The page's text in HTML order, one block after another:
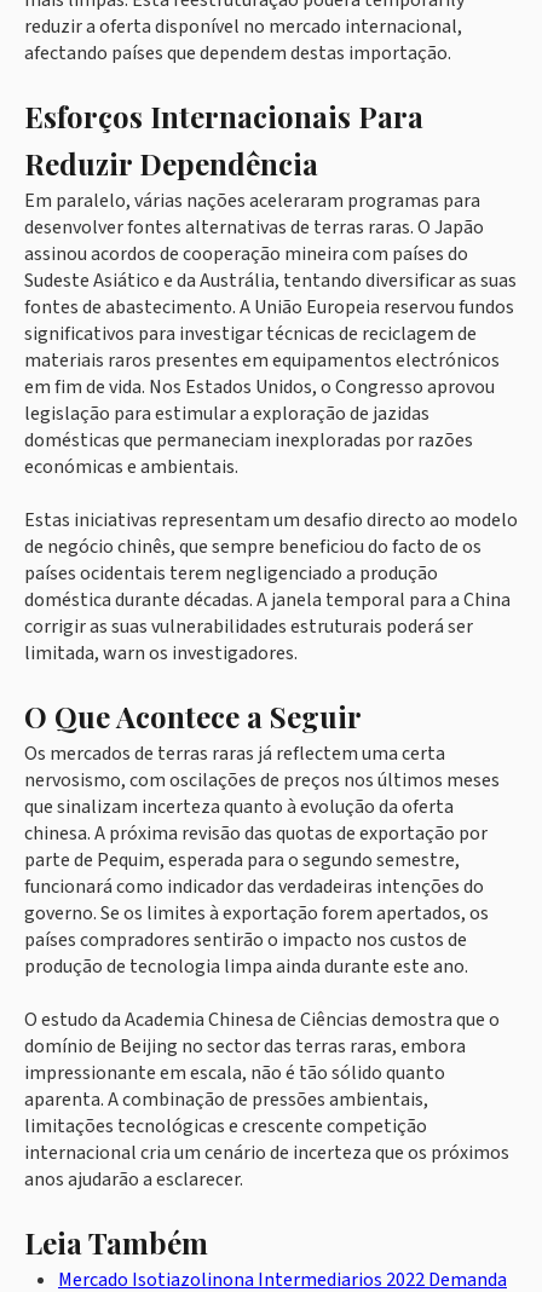
reduzir a oferta disponível no mercado internacional,
afectando países que dependem destas importação.
Esforços Internacionais Para
Reduzir Dependência
Em paralelo, várias nações aceleraram programas para
desenvolver fontes alternativas de terras raras. O Japão
assinou acordos de cooperação mineira com países do
Sudeste Asiático e da Austrália, tentando diversificar as suas
fontes de abastecimento. A União Europeia reservou fundos
significativos para investigar técnicas de reciclagem de
materiais raros presentes em equipamentos electrónicos
em fim de vida. Nos Estados Unidos, o Congresso aprovou
legislação para estimular a exploração de jazidas
domésticas que permaneciam inexploradas por razões
económicas e ambientais.
Estas iniciativas representam um desafio directo ao modelo
de negócio chinês, que sempre beneficiou do facto de os
países ocidentais terem negligenciado a produção
doméstica durante décadas. A janela temporal para a China
corrigir as suas vulnerabilidades estruturais poderá ser
limitada, warn os investigadores.
O Que Acontece a Seguir
Os mercados de terras raras já reflectem uma certa
nervosismo, com oscilações de preços nos últimos meses
que sinalizam incerteza quanto à evolução da oferta
chinesa. A próxima revisão das quotas de exportação por
parte de Pequim, esperada para o segundo semestre,
funcionará como indicador das verdadeiras intenções do
governo. Se os limites à exportação forem apertados, os
países compradores sentirão o impacto nos custos de
produção de tecnologia limpa ainda durante este ano.
O estudo da Academia Chinesa de Ciências demostra que o
domínio de Beijing no sector das terras raras, embora
impressionante em escala, não é tão sólido quanto
aparenta. A combinação de pressões ambientais,
limitações tecnológicas e crescente competição
internacional cria um cenário de incerteza que os próximos
anos ajudarão a esclarecer.
Leia Também
Mercado Isotiazolinona Intermediarios 2022 Demanda